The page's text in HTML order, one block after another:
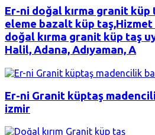
Er-ni doğal kırma granit küp
eleme bazalt küp
doğal kırma granit küp taş
Halil, Adana, Adıyaman, A
Er-ni Granit küptaş
izmir